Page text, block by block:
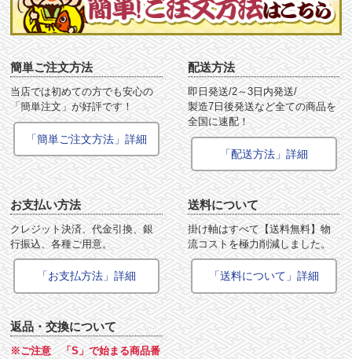
簡単ご注文方法
当店では初めての方でも安心の
「簡単注文」が好評です！
「簡単ご注文方法」詳細
配送方法
即日発送/2～3日内発送/
製造7日後発送など全ての商品を
全国に速配！
「配送方法」詳細
お支払い方法
クレジット決済、代金引換、銀
行振込、各種ご用意。
「お支払方法」詳細
送料について
掛け軸はすべて【送料無料】物
流コストを極力削減しました。
「送料について」詳細
返品・交換について
※ご注意 「S」で始まる商品番